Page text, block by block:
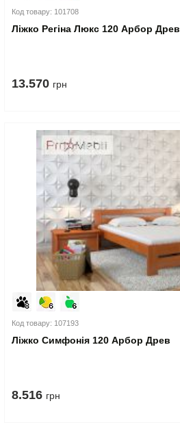
Код товару: 101708
Ліжко Регіна Люкс 120 Арбор Древ
13.570 грн
Код товару: 107193
Ліжко Симфонія 120 Арбор Древ
8.516 грн